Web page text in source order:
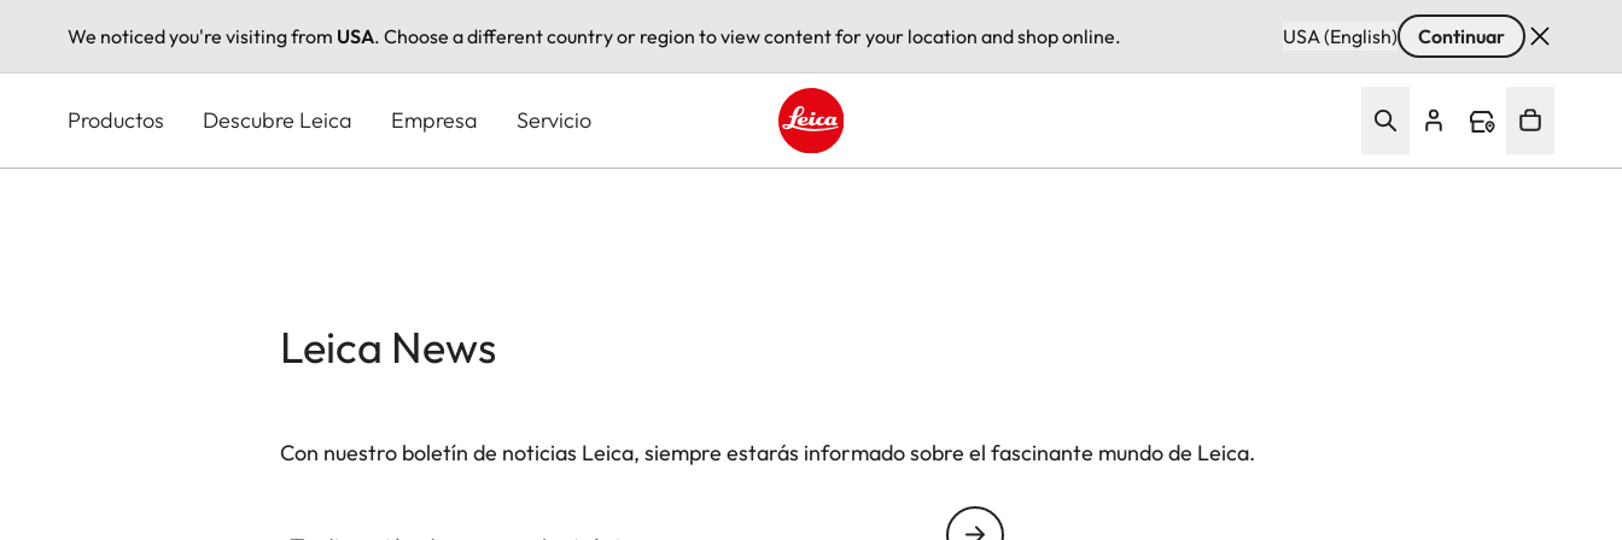
We noticed you're visiting from USA. Choose a different country or region to view content for your location and shop online. USA (English) Continuar
principal
Productos Descubre Leica Empresa Servicio
Leica logo - Home
Leica News
Con nuestro boletín de noticias Leica, siempre estarás informado sobre el fascinante mundo de Leica.